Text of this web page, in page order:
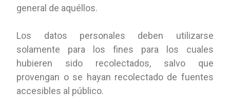
general de aquéllos.
Los datos personales deben utilizarse
solamente para los fines para los cuales
hubieren sido recolectados, salvo que
provengan o se hayan recolectado de fuentes
accesibles al público.